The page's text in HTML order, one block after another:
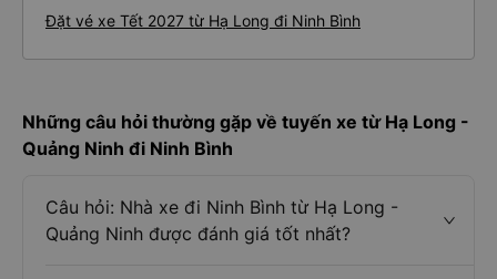
Đặt vé xe Tết 2027 từ Hạ Long đi Ninh Bình
Những câu hỏi thường gặp về tuyến xe từ Hạ Long -
Quảng Ninh đi Ninh Bình
Câu hỏi: Nhà xe đi Ninh Bình từ Hạ Long -
Quảng Ninh được đánh giá tốt nhất?